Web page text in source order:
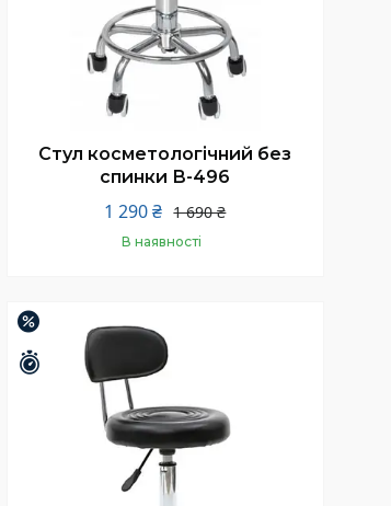
Стул косметологічний без
спинки В-496
1 690 ₴
1 290 ₴
В наявності
Залишилось 25 днів